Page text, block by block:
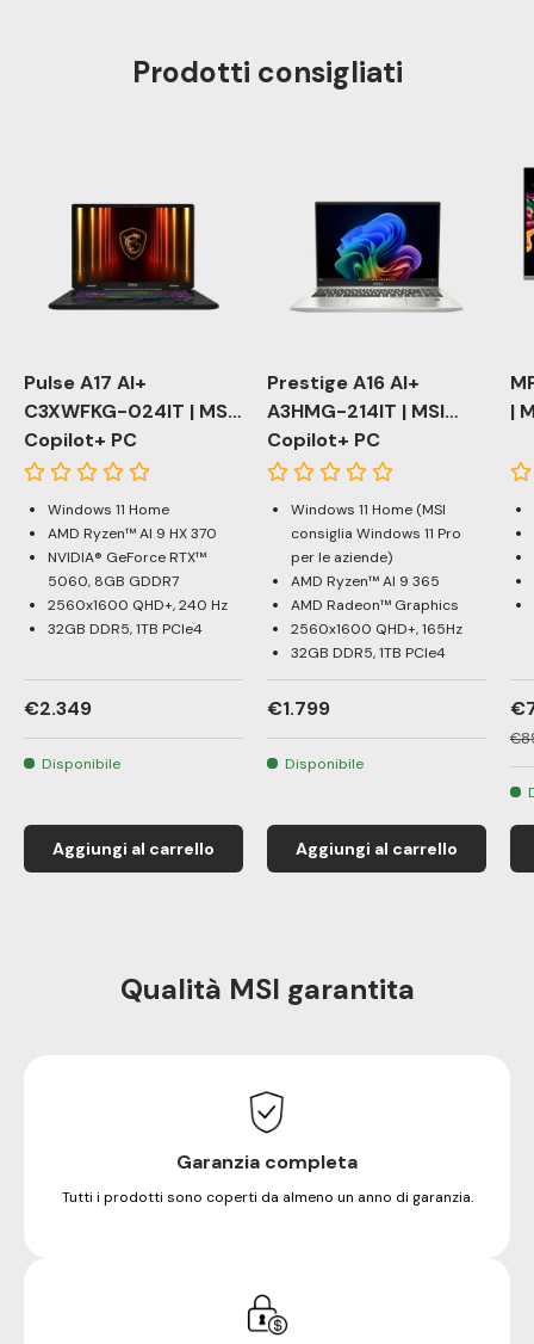
Prodotti consigliati
Pulse A17 AI+
C3XWFKG-024IT | MSI
Gaming Notebook
Copilot+ PC
Windows 11 Home
AMD Ryzen™ AI 9 HX 370
NVIDIA® GeForce RTX™
5060, 8GB GDDR7
2560x1600 QHD+, 240 Hz
32GB DDR5, 1TB PCIe4
€2.349
Disponibile
Aggiungi al carrello
Prestige A16 AI+
A3HMG-214IT | MSI
Notebook
Copilot+ PC
Windows 11 Home (MSI
consiglia Windows 11 Pro
per le aziende)
AMD Ryzen™ AI 9 365
AMD Radeon™ Graphics
2560x1600 QHD+, 165Hz
32GB DDR5, 1TB PCIe4
€1.799
Disponibile
Aggiungi al carrello
|
Qualità MSI garantita
Garanzia completa
Tutti i prodotti sono coperti da almeno un anno di garanzia.